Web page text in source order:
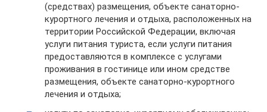
(средствах) размещения, объекте санаторно-
курортного лечения и отдыха, расположенных на
территории Российской Федерации, включая
услуги питания туриста, если услуги питания
предоставляются в комплексе с услугами
проживания в гостинице или ином средстве
размещения, объекте санаторно-курортного
лечения и отдыха;